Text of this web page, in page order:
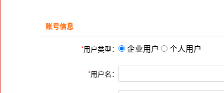
账号信息
*用户类型： 企业用户 个人用户
*用户名：